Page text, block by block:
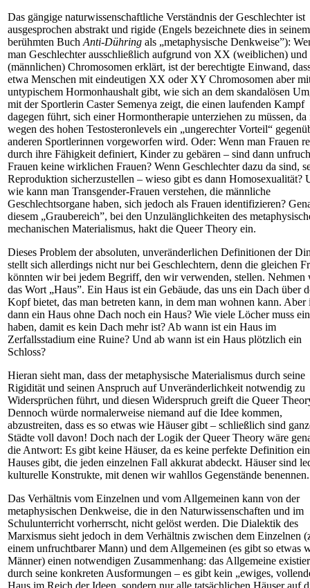
Das gängige naturwissenschaftliche Verständnis der Geschlechter ist
ausgesprochen abstrakt und rigide (Engels bezeichnete dies in seinem
berühmten Buch Anti-Dühring als „metaphysische Denkweise”):
man Geschlechter ausschließlich aufgrund von XX (weiblichen)
(männlichen) Chromosomen erklärt, ist der berechtigte Einwand,
etwa Menschen mit eindeutigen XX oder XY Chromosomen aber
untypischem Hormonhaushalt gibt, wie sich an dem skandalösen
mit der Sportlerin Caster Semenya zeigt, die einen laufenden Kampf
dagegen führt, sich einer Hormontherapie unterziehen zu müssen, da
wegen des hohen Testosteronlevels ein „ungerechter Vorteil“
anderen Sportlerinnen vorgeworfen wird. Oder: Wenn man Frauen
durch ihre Fähigkeit definiert, Kinder zu gebären – sind dann
Frauen keine wirklichen Frauen? Wenn Geschlechter dazu da sind,
Reproduktion sicherzustellen – wieso gibt es dann Homosexualität?
wie kann man Transgender-Frauen verstehen, die männliche
Geschlechtsorgane haben, sich jedoch als Frauen identifizieren?
diesem „Graubereich”, bei den Unzulänglichkeiten des
mechanischen Materialismus, hakt die Queer Theory ein.
Dieses Problem der absoluten, unveränderlichen Definitionen der
stellt sich allerdings nicht nur bei Geschlechtern, denn die gleichen
könnten wir bei jedem Begriff, den wir verwenden, stellen. Nehmen
das Wort „Haus”. Ein Haus ist ein Gebäude, das uns ein Dach über
Kopf bietet, das man betreten kann, in dem man wohnen kann. Aber
dann ein Haus ohne Dach noch ein Haus? Wie viele Löcher muss
haben, damit es kein Dach mehr ist? Ab wann ist ein Haus im
Zerfallsstadium eine Ruine? Und ab wann ist ein Haus plötzlich ein
Schloss?
Hieran sieht man, dass der metaphysische Materialismus durch seine
Rigidität und seinen Anspruch auf Unveränderlichkeit notwendig zu
Widersprüchen führt, und diesen Widerspruch greift die Queer
Dennoch würde normalerweise niemand auf die Idee kommen,
abzustreiten, dass es so etwas wie Häuser gibt – schließlich sind
Städte voll davon! Doch nach der Logik der Queer Theory wäre
die Antwort: Es gibt keine Häuser, da es keine perfekte Definition
Hauses gibt, die jeden einzelnen Fall akkurat abdeckt. Häuser sind
kulturelle Konstrukte, mit denen wir wahllos Gegenstände benennen.
Das Verhältnis vom Einzelnen und vom Allgemeinen kann von der
metaphysischen Denkweise, die in den Naturwissenschaften und im
Schulunterricht vorherrscht, nicht gelöst werden. Die Dialektik des
Marxismus sieht jedoch in dem Verhältnis zwischen dem Einzelnen
einem unfruchtbarer Mann) und dem Allgemeinen (es gibt so etwas
Männer) einen notwendigen Zusammenhang: das Allgemeine
durch seine konkreten Ausformungen – es gibt kein „ewiges,
Haus im Reich der Ideen, sondern nur alle tatsächlichen Häuser auf